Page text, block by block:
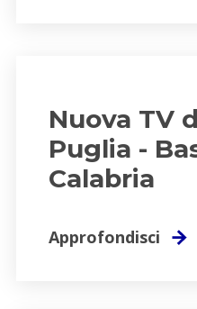
Nuova TV
Puglia -
Calabria
Approfondisci